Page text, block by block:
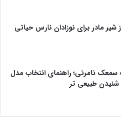
شیر مادر برای نوزادان نارس حیاتی
سمعک نامرئی؛ راهنمای انتخاب مدل
طبیعی تر